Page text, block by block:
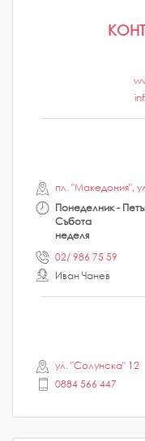
пл. "Македония",
Понеделник -
Събота
неделя
02/ 986 75 59
Иван Чанев
ул. "Солунска" 12
0884 566 447